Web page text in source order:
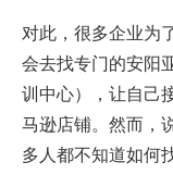
对此，很多企业为
会去找专门的安阳
训中心），让自己
马逊店铺。然而，
多人都不知道如何找